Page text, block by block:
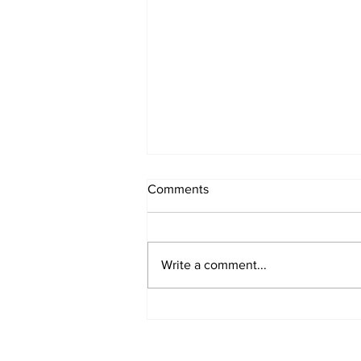
Samen zijn en doen
Comments
Write a comment...